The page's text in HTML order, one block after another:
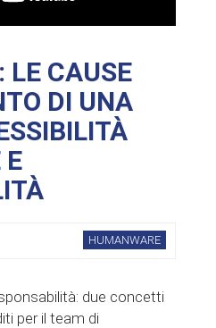
LE CAUSE
DI UNA
E
HUMANWARE
due concetti
per il team di